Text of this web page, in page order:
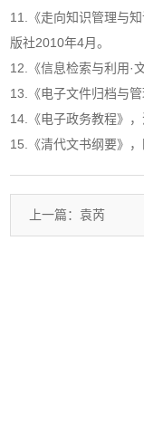
11.《走向知识管理与
版社2010年4月。
12.《信息检索与利用·
13.《电子文件归档与
14.《电子政务教程》
15.《清代文书纲要》
上一篇：袁芮